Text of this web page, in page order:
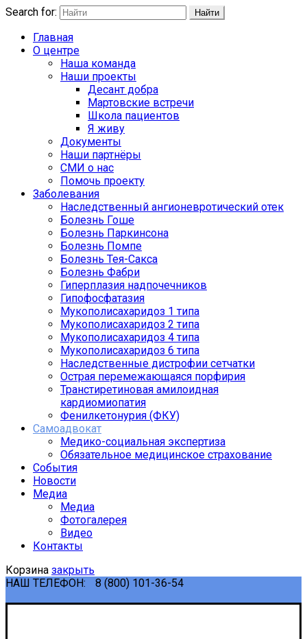
Search for: Найти
Главная
О центре
Наша команда
Наши проекты
Десант добра
Мартовские встречи
Школа пациентов
Я живу
Документы
Наши партнёры
СМИ о нас
Помочь проекту
Заболевания
Наследственный ангионевротический отек
Болезнь Гоше
Болезнь Паркинсона
Болезнь Помпе
Болезнь Тея-Сакса
Болезнь Фабри
Гиперплазия надпочечников
Гипофосфатазия
Мукополисахаридоз 1 типа
Мукополисахаридоз 2 типа
Мукополисахаридоз 4 типа
Мукополисахаридоз 6 типа
Наследственные дистрофии сетчатки
Острая перемежающаяся порфирия
Транстиретиновая амилоидная
кардиомиопатия
Фенилкетонурия (ФКУ)
Самоадвокат
Медико-социальная экспертиза
Обязательное медицинское страхование
События
Новости
Медиа
Медиа
Фотогалерея
Видео
Контакты
Корзина закрыть
НАШ ТЕЛЕФОН:
8 (800) 101-36-54